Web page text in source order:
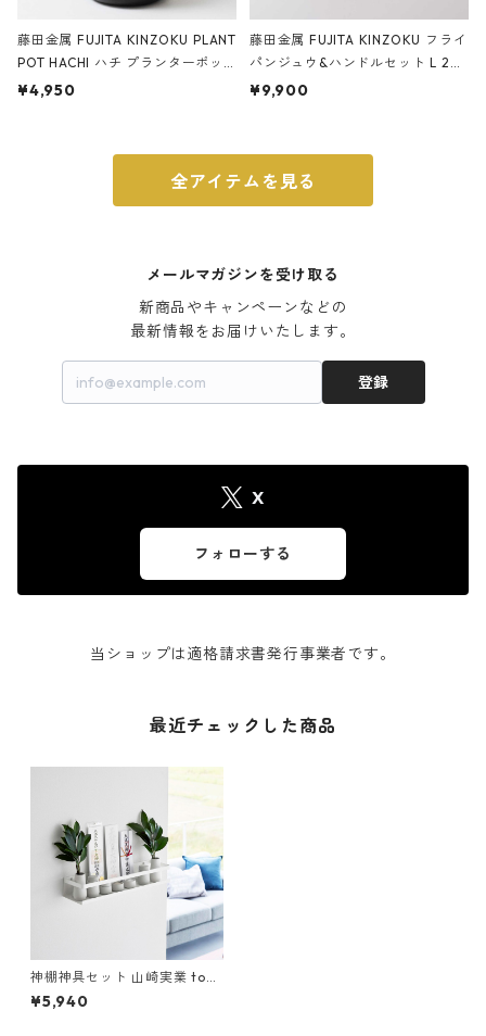
藤田金属 FUJITA KINZOKU PLANT
POT HACHI ハチ プランターポッ
ト 3号 ブラック
¥4,950
藤田金属 FUJITA KINZOKU フライ
パンジュウ&ハンドルセット L 24c
m ガス火・IH対応 鉄フライパン
¥9,900
全アイテムを見る
メールマガジンを受け取る
新商品やキャンペーンなどの
最新情報をお届けいたします。
登録
X
フォローする
当ショップは適格請求書発行事業者です。
最近チェックした商品
神棚神具セット 山崎実業 tow
er タワー 石こうボード壁対応
神棚 神具セット ホワイト
¥5,940